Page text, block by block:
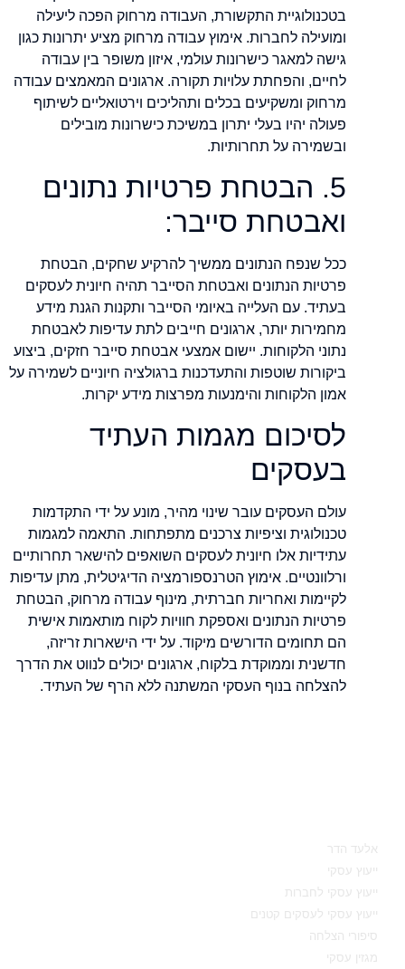
בטכנולוגיית התקשורת, העבודה מרחוק הפכה ליעילה
ומועילה לחברות. אימוץ עבודה מרחוק מציע יתרונות כגון
גישה למאגר כישרונות עולמי, איזון משופר בין עבודה
לחיים, והפחתת עלויות תקורה. ארגונים המאמצים עבודה
מרחוק ומשקיעים בכלים ותהליכים וירטואליים לשיתוף
פעולה יהיו בעלי יתרון במשיכת כישרונות מובילים
ובשמירה על תחרותיות.
5. הבטחת פרטיות נתונים
ואבטחת סייבר:
ככל שנפח הנתונים ממשיך להרקיע שחקים, הבטחת
פרטיות הנתונים ואבטחת הסייבר תהיה חיונית לעסקים
בעתיד. עם העלייה באיומי הסייבר ותקנות הגנת מידע
מחמירות יותר, ארגונים חייבים לתת עדיפות לאבטחת
נתוני הלקוחות. יישום אמצעי אבטחת סייבר חזקים, ביצוע
ביקורות שוטפות והתעדכנות ברגולציה חיוניים לשמירה על
אמון הלקוחות והימנעות מפרצות מידע יקרות.
לסיכום מגמות העתיד
בעסקים
עולם העסקים עובר שינוי מהיר, מונע על ידי התקדמות
טכנולוגית וציפיות צרכנים מתפתחות. התאמה למגמות
עתידיות אלו חיונית לעסקים השואפים להישאר תחרותיים
ורלוונטיים. אימוץ הטרנספורמציה הדיגיטלית, מתן עדיפות
לקיימות ואחריות חברתית, מינוף עבודה מרחוק, הבטחת
פרטיות הנתונים ואספקת חוויות לקוח מותאמות אישית
הם תחומים הדורשים מיקוד. על ידי הישארות זריזה,
חדשנית וממוקדת בלקוח, ארגונים יכולים לנווט את הדרך
להצלחה בנוף העסקי המשתנה ללא הרף של העתיד.
אלעד הדר
ייעוץ עסקי
ייעוץ עסקי לחברות
ייעוץ עסקי לעסקים קטנים
סיפורי הצלחה
מגזין עסקי